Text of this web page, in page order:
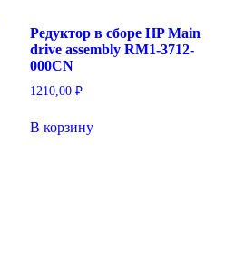
Редуктор в сборе HP Main
drive assembly RM1-3712-
000CN
1210,00 ₽
В корзину